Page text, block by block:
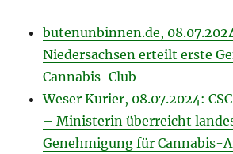
butenunbinnen.de,
Niedersachsen erteilt erste
Cannabis-Club
Weser Kurier, 08.07.2024:
– Ministerin überreicht
Genehmigung für Cannabis-